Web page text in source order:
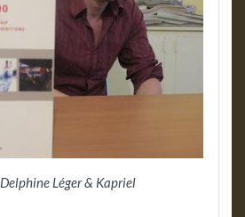
Delphine Léger & Kapriel